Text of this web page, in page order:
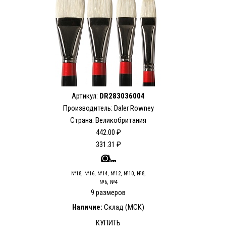
Артикул: DR283036004
Производитель: Daler Rowney
Страна: Великобритания
442.00 ₽
331.31 ₽
№18, №16, №14, №12, №10, №8,
№6, №4
9 размеров
Наличие: Склад (МСК)
КУПИТЬ